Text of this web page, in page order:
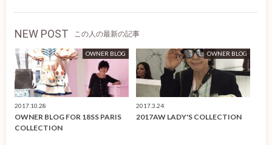
NEW POST この人の最新の記事
OWNER BLOG
2017.10.28
OWNER BLOG FOR 18SS PARIS
COLLECTION
OWNER BLOG
2017.3.24
2017AW LADY'S COLLECTION